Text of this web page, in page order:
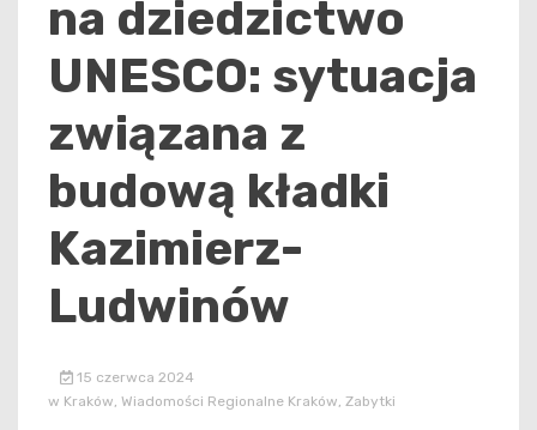
na dziedzictwo
UNESCO: sytuacja
związana z
budową kładki
Kazimierz-
Ludwinów
15 czerwca 2024
w Kraków, Wiadomości Regionalne Kraków, Zabytki